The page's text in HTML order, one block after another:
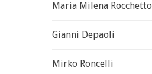
Maria Milena Rocchetto
Gianni Depaoli
Mirko Roncelli